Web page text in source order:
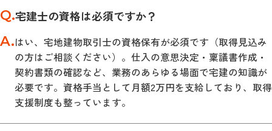
Q.宅建士の資格は必須ですか？
A.はい、宅地建物取引士の資格保有が必須です（取得見込み
の方はご相談ください）。仕入の意思決定・稟議書作成・
契約書類の確認など、業務のあらゆる場面で宅建の知識が
必要です。資格手当として月額2万円を支給しており、取得
支援制度も整っています。